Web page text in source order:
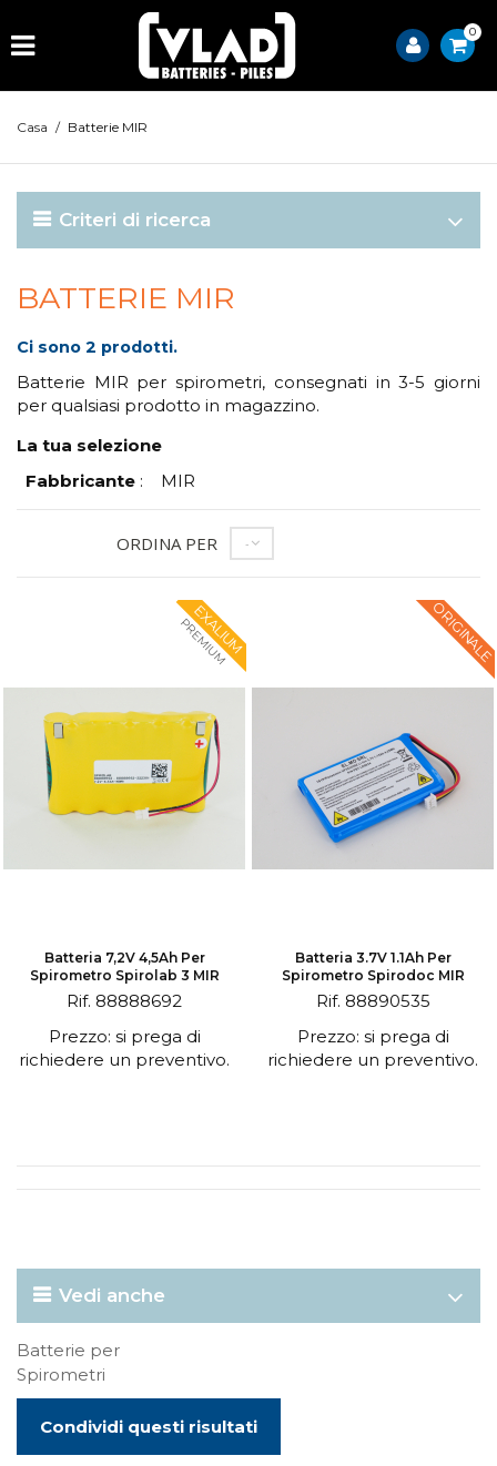
0
Casa / Batterie MIR
Criteri di ricerca
BATTERIE MIR
Ci sono 2 prodotti.
Batterie MIR per spirometri, consegnati in 3-5 giorni
per qualsiasi prodotto in magazzino.
La tua selezione
Fabbricante : MIR
ORDINA PER --
EXALIUM
PREMIUM
Batteria 7,2V 4,5Ah Per
Spirometro Spirolab 3 MIR
Rif. 88888692
Prezzo: si prega di
richiedere un preventivo.
ORIGINALE
Batteria 3.7V 1.1Ah Per
Spirometro Spirodoc MIR
Rif. 88890535
Prezzo: si prega di
richiedere un preventivo.
Vedi anche
Batterie per
Spirometri
Condividi questi risultati